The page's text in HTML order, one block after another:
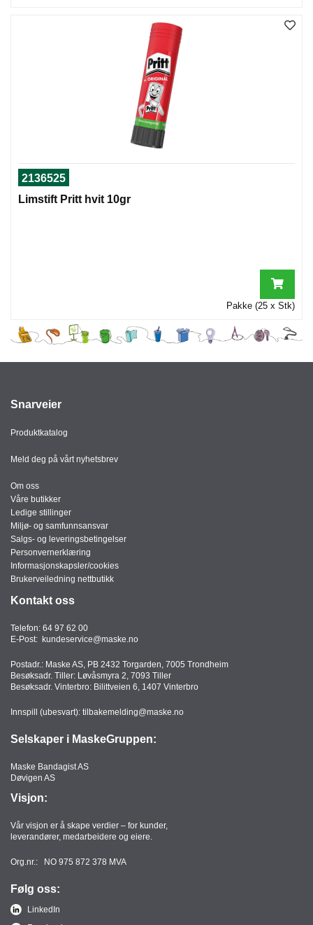
2136525
Limstift Pritt hvit 10gr
Pakke (25 x Stk)
Snarveier
Produktkatalog
Meld deg på vårt nyhetsbrev
Om oss
Våre butikker
Ledige stillinger
Miljø- og samfunnsansvar
Salgs- og leveringsbetingelser
Personvernerklæring
Informasjonskapsler/cookies
Brukerveiledning nettbutikk
Kontakt oss
Telefon: 64 97 62 00
E-Post: kundeservice@maske.no
Postadr.: Maske AS, PB 2432 Torgarden, 7005 Trondheim
Besøksadr. Tiller: Løvåsmyra 2, 7093 Tiller
Besøksadr. Vinterbro: Bilittveien 6, 1407 Vinterbro
Innspill (ubesvart): tilbakemelding@maske.no
Selskaper i MaskeGruppen:
Maske Bandagist AS
Døvigen AS
Visjon:
Vår visjon er å skape verdier – for kunder,
leverandører, medarbeidere og eiere.
Org.nr.: NO 975 872 378 MVA
Følg oss:
LinkedIn